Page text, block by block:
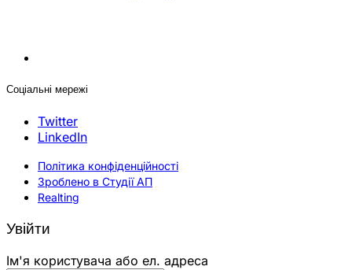
Соціальні мережі
Twitter
LinkedIn
Політика конфіденційності
Зроблено в Студії АП
Realting
Увійти
Ім'я користувача або ел. адреса